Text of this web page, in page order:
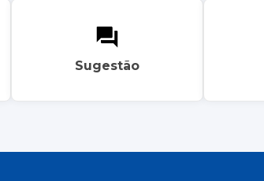
Sugestão